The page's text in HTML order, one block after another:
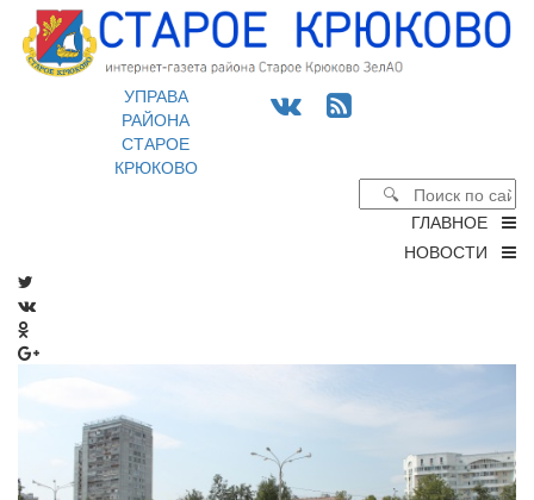
УПРАВА
РАЙОНА
СТАРОЕ
КРЮКОВО
ГЛАВНОЕ
НОВОСТИ